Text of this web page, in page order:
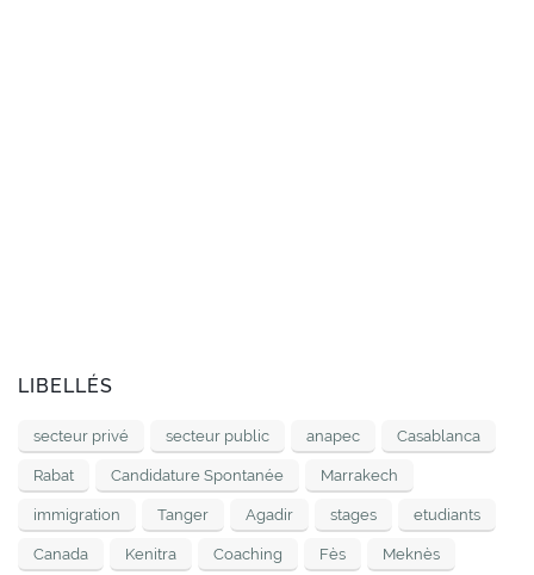
LIBELLÉS
secteur privé secteur public anapec Casablanca
Rabat Candidature Spontanée Marrakech
immigration Tanger Agadir stages etudiants
Canada Kenitra Coaching Fès Meknès